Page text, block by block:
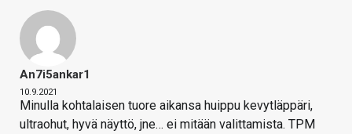
An7i5ankar1
10.9.2021
Minulla kohtalaisen tuore aikansa huippu kevytläppäri,
ultraohut, hyvä näyttö, jne… ei mitään valittamista. TPM